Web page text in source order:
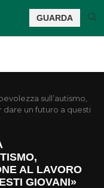
GUARDA
sull’autismo,
dare un futuro a questi
AL LAVORO
GIOVANI»